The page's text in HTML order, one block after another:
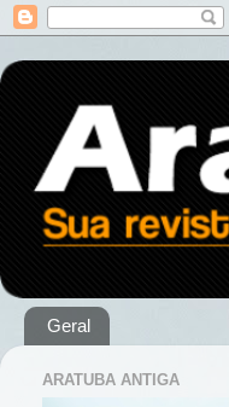
Geral
ARATUBA ANTIGA